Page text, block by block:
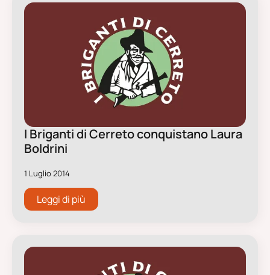
I Briganti di Cerreto conquistano Laura
Boldrini
1 Luglio 2014
Leggi di più